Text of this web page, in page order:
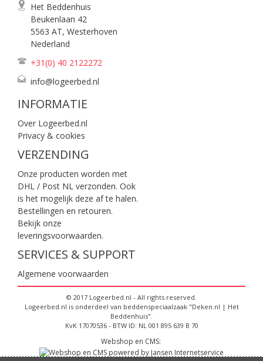
Het Beddenhuis
Beukenlaan 42
5563 AT, Westerhoven
Nederland
+31(0) 40 2122272
info@logeerbed.nl
INFORMATIE
Over Logeerbed.nl
Privacy & cookies
VERZENDING
Onze producten worden met
DHL / Post NL verzonden. Ook
is het mogelijk deze af te halen.
Bestellingen en retouren.
Bekijk onze
leveringsvoorwaarden.
SERVICES & SUPPORT
Algemene voorwaarden
© 2017 Logeerbed.nl - All rights reserved.
Logeerbed.nl is onderdeel van beddenspeciaalzaak "Deken.nl | Het
Beddenhuis".
KvK 17070536 - BTW ID: NL 001 895 639 B 70
Webshop en CMS: